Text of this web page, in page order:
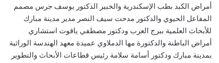
أمراض الكبد بطب الإسكندرية والخبير الدكتور يوسف جرس مصمم
المفاعل الحيوي والدكتور مدحت سيف النصر مدير مدينة مبارك
للأبحاث العلمية ببرج العرب ودكتور مصطفي ياقوت استشاري
أمراض الباطنة والدكتورة مها الدملاوي عميدة معهد الهندسة الوراثية
بمدينة مبارك ودكتور أسامة سلامة رئيس قطاعات الأبحاث والتطوير